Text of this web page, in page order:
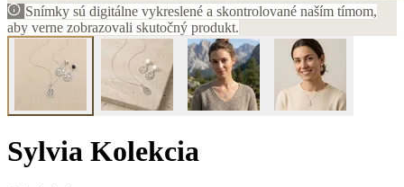
Snímky sú digitálne vykreslené a skontrolované naším tímom,
aby verne zobrazovali skutočný produkt.
Sylvia Kolekcia